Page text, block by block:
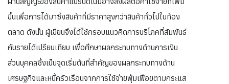
ขึ้นเพื่อการได้มาซึ่งสินค้าที่มีราคาสูงกว่าสินค้าทั่วไปในท้อง
ตลาด ดังนั้น ผู้เขียนจึงได้ใช้กรอบแนวคิดการบริโภคที่สัมพันธ์
กับรายได้เปรียบเทียบ เพื่อศึกษาผลกระทบทางด้านการเงิน
ส่วนบุคคลซึ่งเป็นจุดเริ่มต้นที่สำคัญของผลกระทบทางด้าน
เศรษฐกิจและหนี้ครัวเรือนจากการใช้จ่ายฟุ่มเฟือยตามกระแส